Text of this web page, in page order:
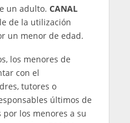
más información
en
.
realizar una
de datos,
de las
necesarias, sin
derivadas de la